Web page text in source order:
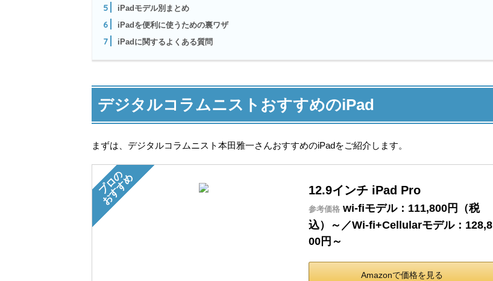
5 iPadモデル別まとめ
6 iPadを便利に使うための裏ワザ
7 iPadに関するよくある質問
デジタルコラムニストおすすめのiPad
まずは、デジタルコラムニスト本田雅一さんおすすめのiPadをご紹介します。
プロの
おすすめ 12.9インチ iPad Pro
参考価格 wi-fiモデル：111,800円（税
込）～／Wi-fi+Cellularモデル：128,8
00円～
Amazonで価格を見る